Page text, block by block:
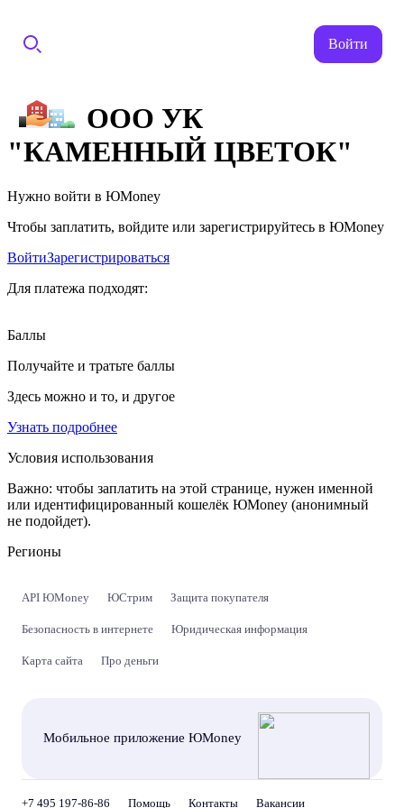
Войти
ООО УК
"КАМЕННЫЙ ЦВЕТОК"
Нужно войти в ЮMoney
Чтобы заплатить, войдите или зарегистрируйтесь в ЮMoney
ВойтиЗарегистрироваться
Для платежа подходят:
Баллы
Получайте и тратьте баллы
Здесь можно и то, и другое
Узнать подробнее
Условия использования
Важно: чтобы заплатить на этой странице, нужен именной
или идентифицированный кошелёк ЮMoney (анонимный
не подойдет).
Регионы
API ЮMoney ЮСтрим Защита покупателя
Безопасность в интернете Юридическая информация
Карта сайта Про деньги
Мобильное приложение ЮMoney
+7 495 197-86-86 Помощь Контакты Вакансии